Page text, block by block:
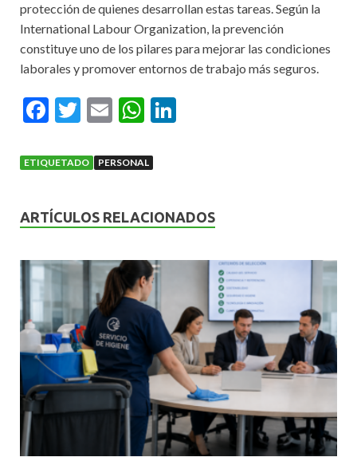
protección de quienes desarrollan estas tareas. Según la
International Labour Organization, la prevención
constituye uno de los pilares para mejorar las condiciones
laborales y promover entornos de trabajo más seguros.
F
e
o
o
k
T
itt
E
ai
W
at
A
p
p
n
ETIQUETADO PERSONAL
ARTÍCULOS RELACIONADOS